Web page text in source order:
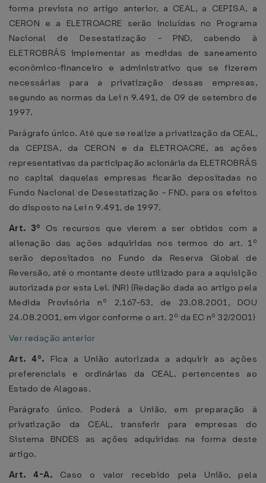
forma prevista no artigo anterior, a CEAL, a CEPISA, a
CERON e a ELETROACRE serão incluídas no Programa
Nacional de Desestatização - PND, cabendo à
ELETROBRÁS implementar as medidas de saneamento
econômico-financeiro e administrativo que se fizerem
necessárias para a privatização dessas empresas,
segundo as normas da Lei n 9.491, de 09 de setembro de
1997.
Parágrafo único. Até que se realize a privatização da CEAL,
da CEPISA, da CERON e da ELETROACRE, as ações
representativas da participação acionária da ELETROBRÁS
no capital daquelas empresas ficarão depositadas no
Fundo Nacional de Desestatização - FND, para os efeitos
do disposto na Lei n 9.491, de 1997.
Art. 3º Os recursos que vierem a ser obtidos com a
alienação das ações adquiridas nos termos do art. 1º
serão depositados no Fundo da Reserva Global de
Reversão, até o montante deste utilizado para a aquisição
autorizada por esta Lei. (NR) (Redação dada ao artigo pela
Medida Provisória nº 2.167-53, de 23.08.2001, DOU
24.08.2001, em vigor conforme o art. 2º da EC nº 32/2001)
Ver redação anterior
Art. 4º. Fica a União autorizada a adquirir as ações
preferenciais e ordinárias da CEAL, pertencentes ao
Estado de Alagoas.
Parágrafo único. Poderá a União, em preparação à
privatização da CEAL, transferir para empresas do
Sistema BNDES as ações adquiridas na forma deste
artigo.
Art. 4-A. Caso o valor recebido pela União, pela